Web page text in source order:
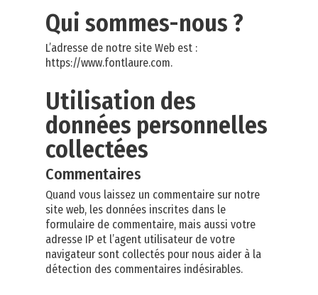
Qui sommes-nous ?
L’adresse de notre site Web est :
https://www.fontlaure.com.
Utilisation des
données personnelles
collectées
Commentaires
Quand vous laissez un commentaire sur notre
site web, les données inscrites dans le
formulaire de commentaire, mais aussi votre
adresse IP et l’agent utilisateur de votre
navigateur sont collectés pour nous aider à la
détection des commentaires indésirables.